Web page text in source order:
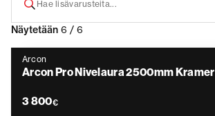
Näytetään 6 / 6
Arcon
Arcon Pro Nivelaura 2500mm Kramer
3 800€